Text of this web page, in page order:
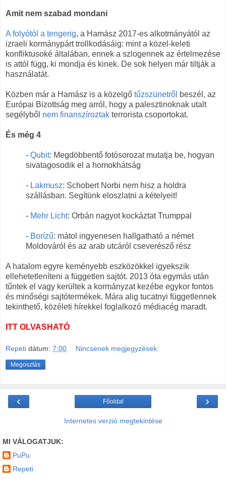
Amit nem szabad mondani
A folyótól a tengerig, a Hamász 2017-es alkotmányától az
izraeli kormánypárt trollkodásáig: mint a közel-keleti
konfliktusoké általában, ennek a szlogennek az értelmezése
is attól függ, ki mondja és kinek. De sok helyen már tiltják a
használatát.
Közben már a Hamász is a közelgő tűzszünetről beszél, az
Európai Bizottság meg arról, hogy a palesztinoknak utalt
segélyből nem finanszíroztak terrorista csoportokat.
És még 4
- Qubit: Megdöbbentő fotósorozat mutatja be, hogyan
sivatagosodik el a homokhátság
- Lakmusz: Schobert Norbi nem hisz a holdra
szállásban. Segítünk eloszlatni a kételyeit!
- Mehr Licht: Orbán nagyot kockáztat Trumppal
- Borízű: mátol ingyenesen hallgatható a német
Moldováról és az arab utcáról cseverésző rész
A hatalom egyre keményebb eszközökkel igyekszik
ellehetetleníteni a független sajtót. 2013 óta egymás után
tűntek el vagy kerültek a kormányzat kezébe egykor fontos
és minőségi sajtótermékek. Mára alig tucatnyi függetlennek
tekinthető, közéleti hírekkel foglalkozó médiacég maradt.
ITT OLVASHATÓ
Repeti dátum: 7:00 Nincsenek megjegyzések:
Megosztás
‹ ›
Főoldal
Internetes verzió megtekintése
MI VÁLOGATJUK:
PuPu
Repeti